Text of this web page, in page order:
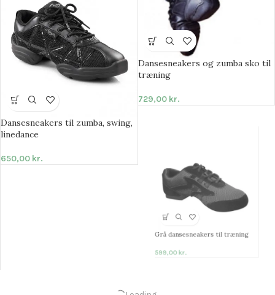
Dansesneakers og zumba sko til
træning
729,00 kr.
Dansesneakers til zumba, swing,
linedance
650,00 kr.
Grå dansesneakers til træning